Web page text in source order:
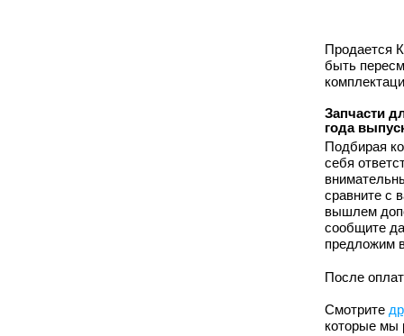
Продается
быть
Запчасти
года
Подбирая
себя
сравните с
вышлем
сообщите
предложим
После
Смотрите
которые мы